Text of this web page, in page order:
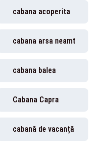
cabana acoperita
cabana arsa neamt
cabana balea
Cabana Capra
cabană de vacanță